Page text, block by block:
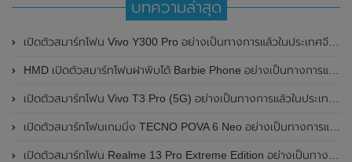
บทความล่าสุด
เปิดตัวสมาร์ทโฟน Vivo Y300 Pro อย่างเป็นทางการแล้วในประเทศจีน มาพร้อมดีไซน์พรีเมี่ยม ทนทาน และแบตเตอรี่สุดอึดขนาดใหญ่ 6,500mAh พร้อมรองรับการชาร์จไว 80W
HMD เปิดตัวสมาร์ทโฟนฝาพับได้ Barbie Phone อย่างเป็นทางการแล้ว มาพร้อมธีมสีชมพูสดใส
เปิดตัวสมาร์ทโฟน Vivo T3 Pro (5G) อย่างเป็นทางการแล้วในประเทศอินเดีย
เปิดตัวสมาร์ทโฟนเกมมิ่ง TECNO POVA 6 Neo อย่างเป็นทางการแล้วในประเทศไทย ในราคา 8,499 บาท
เปิดตัวสมาร์ทโฟน Realme 13 Pro Extreme Edition อย่างเป็นทางการแล้วในประเทศจีน